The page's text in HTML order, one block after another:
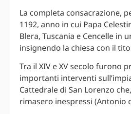
La completa consacrazione,
1192, anno in cui Papa
Blera, Tuscania e Cencelle in
insignendo la chiesa con il
Tra il XIV e XV secolo furono
importanti interventi
Cattedrale di San Lorenzo
rimasero inespressi (Antonio